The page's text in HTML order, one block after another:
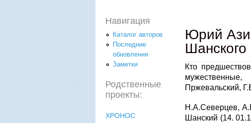
Юрий
Кто
Пржевальский,
Н.А.Северцев,
Шанский (14.
Навигация
Каталог авторов
Последние
обновления
Заметки
Родственные
проекты:
ХРОНОС